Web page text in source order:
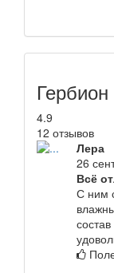
4.9
12 отзывов
Лера
26
Всё
С ним